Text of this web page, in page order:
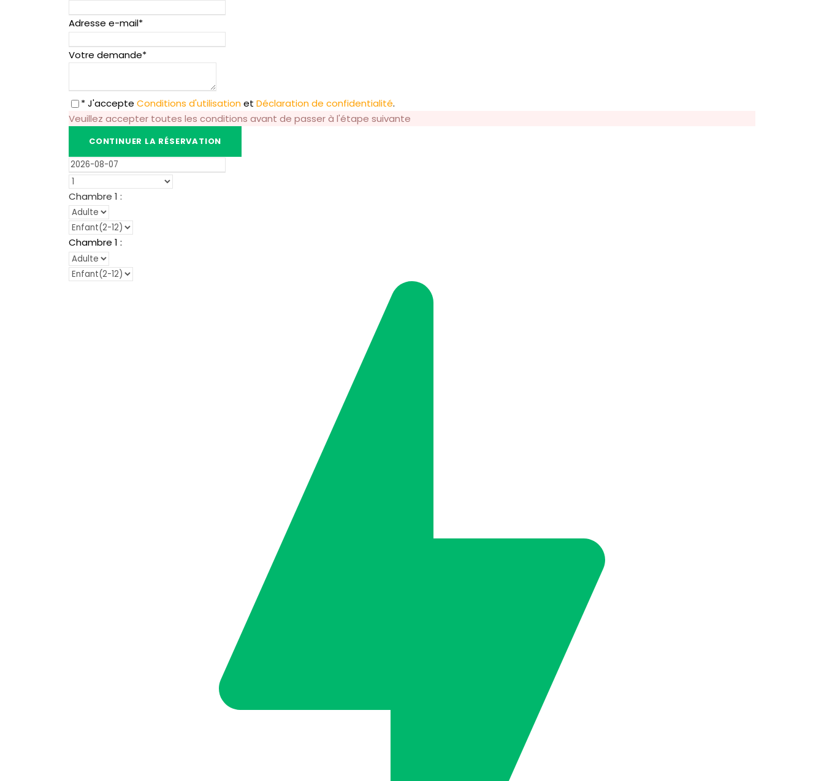
Adresse e-mail*
Votre demande*
* J'accepte Conditions d'utilisationet Déclaration de confidentialité.
Veuillez accepter toutes les conditions avant de passer à l'étape suivante
Chambre 1 :
Chambre 1 :